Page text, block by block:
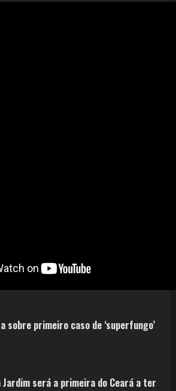
sobre primeiro caso de ‘superfungo’
Jardim será a primeira do Ceará a ter